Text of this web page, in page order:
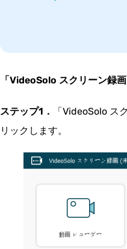
「VideoSolo スクリーン録
ステップ1．
「VideoSolo ス
リックします。